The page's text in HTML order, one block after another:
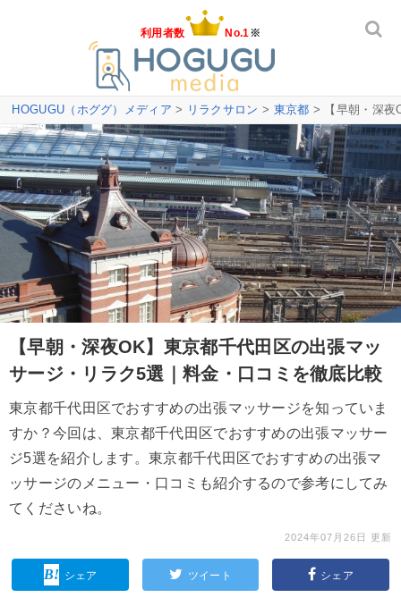
利用者数 No.1 ※
HOGUGU（ホググ）メディア > リラクサロン > 東京都 > 【早朝・深夜
【早朝・深夜OK】東京都千代田区の出張マッ
サージ・リラク5選｜料金・口コミを徹底比較
東京都千代田区でおすすめの出張マッサージを知っていま
すか？今回は、東京都千代田区でおすすめの出張マッサー
ジ5選を紹介します。東京都千代田区でおすすめの出張マ
ッサージのメニュー・口コミも紹介するので参考にしてみ
てくださいね。
2024年07月26日 更新
シェア ツイート シェア